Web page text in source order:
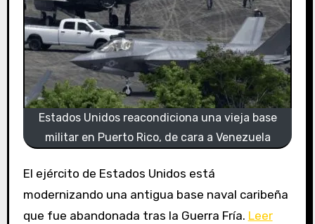
Estados Unidos reacondiciona una vieja base
militar en Puerto Rico, de cara a Venezuela
El ejército de Estados Unidos está
modernizando una antigua base naval caribeña
que fue abandonada tras la Guerra Fría. Leer